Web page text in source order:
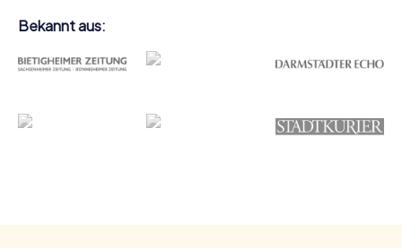
Bekannt aus: